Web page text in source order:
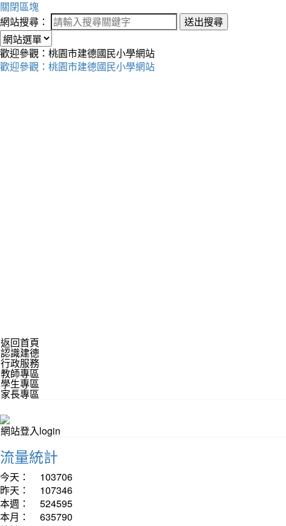
關閉區塊
網站搜尋：
送出搜尋
歡迎參觀：桃園市建德國民小學網站
歡迎參觀：桃園市建德國民小學網站
返回首頁
認識建德
行政服務
教師專區
學生專區
家長專區
網站登入login
流量統計
今天：
103706
昨天：
107346
本週：
524595
本月：
635790